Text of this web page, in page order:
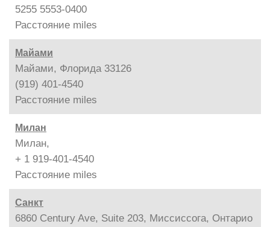
5255 5553-0400
Расстояние miles
Майами
Майами, Флорида 33126
(919) 401-4540
Расстояние miles
Милан
Милан,
+ 1 919-401-4540
Расстояние miles
Санкт
6860 Century Ave, Suite 203, Миссиссога, Онтарио